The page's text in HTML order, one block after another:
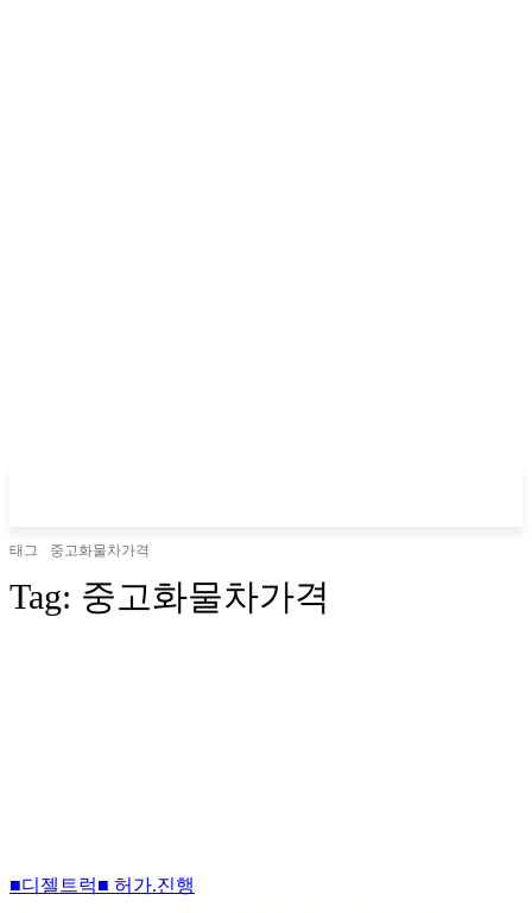
태그 중고화물차가격
Tag: 중고화물차가격
■디젤트럭■ 허가.진행